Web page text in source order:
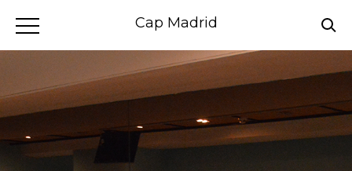
Cap Madrid